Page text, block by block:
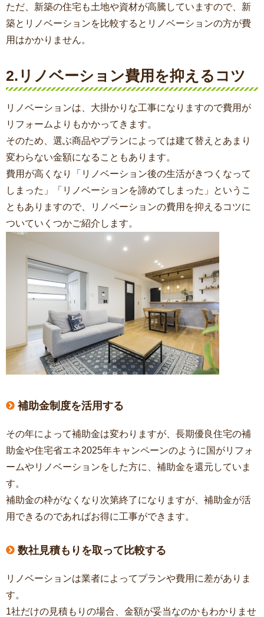
ただ、新築の住宅も土地や資材が高騰していますので、新
築とリノベーションを比較するとリノベーションの方が費
用はかかりません。
2.リノベーション費用を抑えるコツ
リノベーションは、大掛かりな工事になりますので費用が
リフォームよりもかかってきます。
そのため、選ぶ商品やプランによっては建て替えとあまり
変わらない金額になることもあります。
費用が高くなり「リノベーション後の生活がきつくなって
しまった」「リノベーションを諦めてしまった」というこ
ともありますので、リノベーションの費用を抑えるコツに
ついていくつかご紹介します。
補助金制度を活用する
その年によって補助金は変わりますが、長期優良住宅の補
助金や住宅省エネ2025年キャンペーンのように国がリフォ
ームやリノベーションをした方に、補助金を還元していま
す。
補助金の枠がなくなり次第終了になりますが、補助金が活
用できるのであればお得に工事ができます。
数社見積もりを取って比較する
リノベーションは業者によってプランや費用に差がありま
す。
1社だけの見積もりの場合、金額が妥当なのかもわかりませ